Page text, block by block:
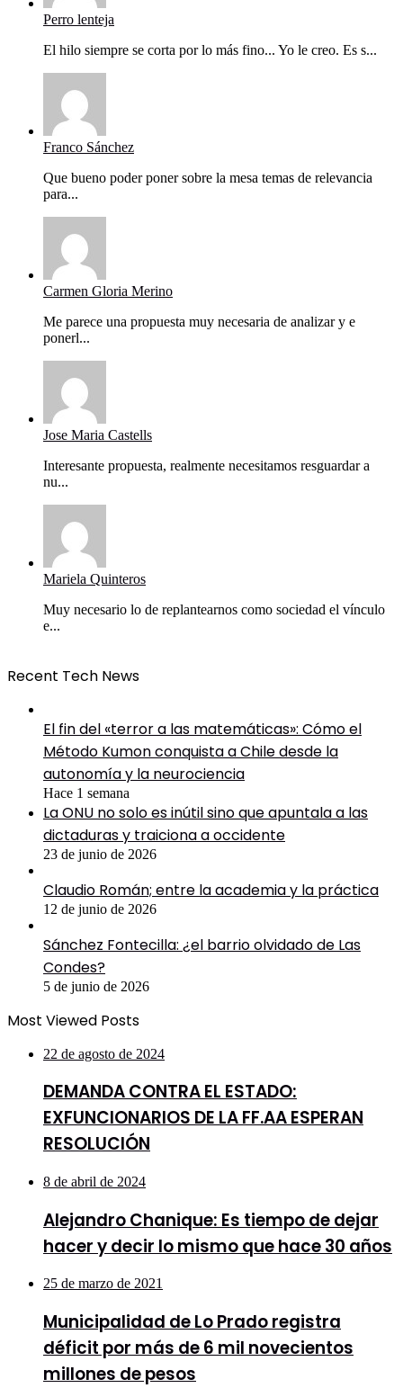
Perro lenteja
El hilo siempre se corta por lo más fino... Yo le creo. Es s...
Franco Sánchez
Que bueno poder poner sobre la mesa temas de relevancia
para...
Carmen Gloria Merino
Me parece una propuesta muy necesaria de analizar y e
ponerl...
Jose Maria Castells
Interesante propuesta, realmente necesitamos resguardar a
nu...
Mariela Quinteros
Muy necesario lo de replantearnos como sociedad el vínculo
e...
Recent Tech News
El fin del «terror a las matemáticas»: Cómo el
Método Kumon conquista a Chile desde la
autonomía y la neurociencia
Hace 1 semana
La ONU no solo es inútil sino que apuntala a las
dictaduras y traiciona a occidente
23 de junio de 2026
Claudio Román; entre la academia y la práctica
12 de junio de 2026
Sánchez Fontecilla: ¿el barrio olvidado de Las
Condes?
5 de junio de 2026
Most Viewed Posts
22 de agosto de 2024
DEMANDA CONTRA EL ESTADO:
EXFUNCIONARIOS DE LA FF.AA ESPERAN
RESOLUCIÓN
8 de abril de 2024
Alejandro Chanique: Es tiempo de dejar
hacer y decir lo mismo que hace 30 años
25 de marzo de 2021
Municipalidad de Lo Prado registra
déficit por más de 6 mil novecientos
millones de pesos